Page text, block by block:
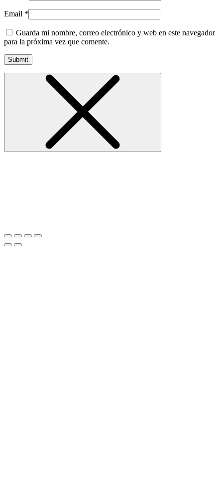
Email *
Guarda mi nombre, correo electrónico y web en este navegador
para la próxima vez que comente.